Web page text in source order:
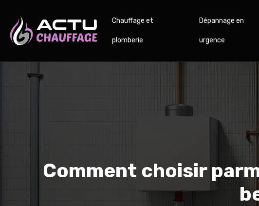
Chauffage et
plomberie
Dépannage en
urgence
Comment choisir